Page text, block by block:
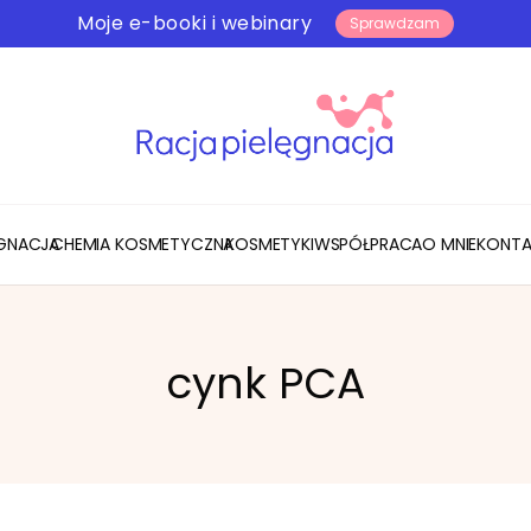
Moje e-booki i webinary Sprawdzam
CHEMIA KOSMETYCZNAKOSMETYKIWSPÓŁPRACAO MNIE
cynk PCA